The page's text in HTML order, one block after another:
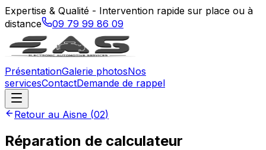
Expertise & Qualité - Intervention rapide sur place ou à
distance
09 79 99 86 09
PrésentationGalerie photosNos
servicesContactDemande de rappel
Retour au Aisne (02)
Réparation de calculateur